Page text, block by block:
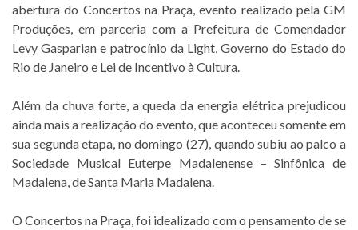
abertura do Concertos na Praça, evento realizado pela GM
Produções, em parceria com a Prefeitura de Comendador
Levy Gasparian e patrocínio da Light, Governo do Estado do
Rio de Janeiro e Lei de Incentivo à Cultura.
Além da chuva forte, a queda da energia elétrica prejudicou
ainda mais a realização do evento, que aconteceu somente em
sua segunda etapa, no domingo (27), quando subiu ao palco a
Sociedade Musical Euterpe Madalenense – Sinfônica de
Madalena, de Santa Maria Madalena.
O Concertos na Praça, foi idealizado com o pensamento de se